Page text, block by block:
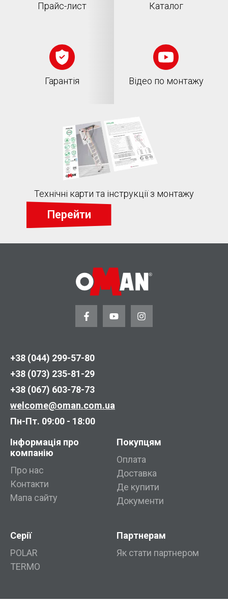
Прайс-лист Каталог
Гарантія Відео по монтажу
Технічні карти та інструкції з монтажу
Перейти
+38 (044) 299-57-80
+38 (073) 235-81-29
+38 (067) 603-78-73
welcome@oman.com.ua
Пн-Пт. 09:00 - 18:00
Інформація про
компанію
Про нас
Контакти
Мапа сайту
Покупцям
Оплата
Доставка
Де купити
Документи
Серії
POLAR
TERMO
Партнерам
Як стати партнером